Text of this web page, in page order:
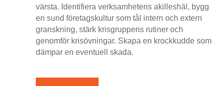
värsta. Identifiera verksamhetens akilleshäl, bygg
en sund företagskultur som tål intern och extern
granskning, stärk krisgruppens rutiner och
genomför krisövningar. Skapa en krockkudde som
dämpar en eventuell skada.